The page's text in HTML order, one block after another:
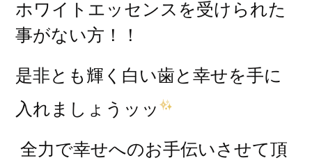
ホワイトエッセンスを受けられた
事がない方！！
是非とも輝く白い歯と幸せを手に
入れましょうッッ
全力で幸せへのお手伝いさせて頂